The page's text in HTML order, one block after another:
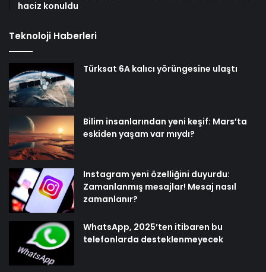
haciz konuldu
Teknoloji Haberleri
Türksat 6A kalıcı yörüngesine ulaştı
Bilim insanlarından yeni keşif: Mars’ta
eskiden yaşam var mıydı?
Instagram yeni özelliğini duyurdu:
Zamanlanmış mesajlar! Mesaj nasıl
zamanlanır?
WhatsApp, 2025’ten itibaren bu
telefonlarda desteklenmeyecek